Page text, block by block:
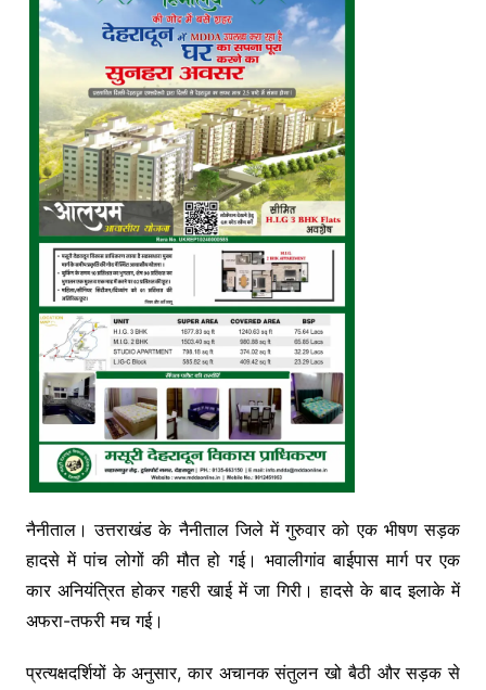
नैनीताल। उत्तराखंड के नैनीताल जिले में गुरुवार को एक भीषण सड़क
हादसे में पांच लोगों की मौत हो गई। भवालीगांव बाईपास मार्ग पर एक
कार अनियंत्रित होकर गहरी खाई में जा गिरी। हादसे के बाद इलाके में
अफरा-तफरी मच गई।
प्रत्यक्षदर्शियों के अनुसार, कार अचानक संतुलन खो बैठी और सड़क से